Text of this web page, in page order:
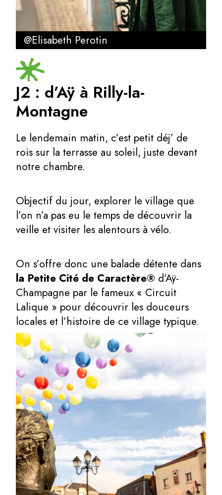
@Elisabeth Perotin
J2 : d’Aÿ à Rilly-la-
Montagne
Le lendemain matin, c’est petit déj’ de
rois sur la terrasse au soleil, juste devant
notre chambre.
Objectif du jour, explorer le village que
l’on n’a pas eu le temps de découvrir la
veille et visiter les alentours à vélo.
On s’offre donc une balade détente dans
la Petite Cité de Caractère® d’Aÿ-
Champagne par le fameux « Circuit
Lalique » pour découvrir les douceurs
locales et l’histoire de ce village typique.